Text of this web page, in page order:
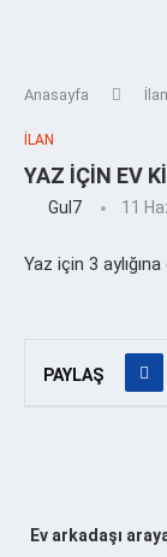
Anasayfa İlan
İLAN
YAZ İÇİN EV
Gul7 11
Yaz için 3
PAYLAŞ
Ev arkadaşı